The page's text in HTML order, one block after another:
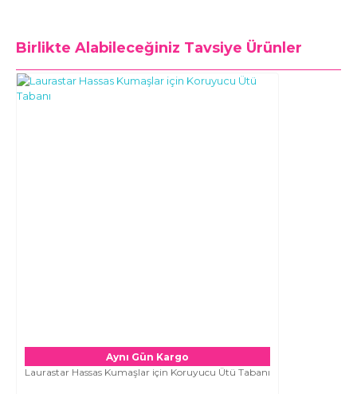
Birlikte Alabileceğiniz Tavsiye Ürünler
Aynı Gün Kargo
Laurastar Hassas Kumaşlar için Koruyucu Ütü Tabanı